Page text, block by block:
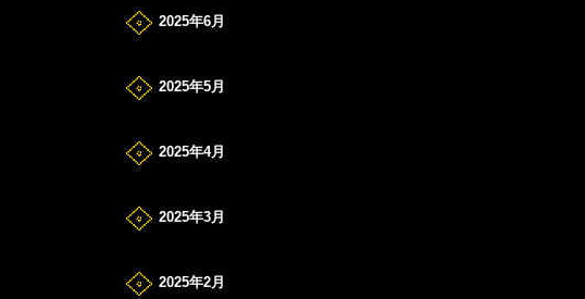
2025年6月
2025年5月
2025年4月
2025年3月
2025年2月